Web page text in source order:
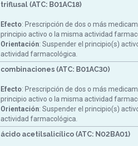
triflusal (ATC: B01AC18)
Efecto: Prescripción de dos o más
principio activo o la misma actividad
Orientación: Suspender el principio(s)
actividad farmacológica.
combinaciones (ATC: B01AC30)
Efecto: Prescripción de dos o más
principio activo o la misma actividad
Orientación: Suspender el principio(s)
actividad farmacológica.
ácido acetilsalicílico (ATC: N02BA01)